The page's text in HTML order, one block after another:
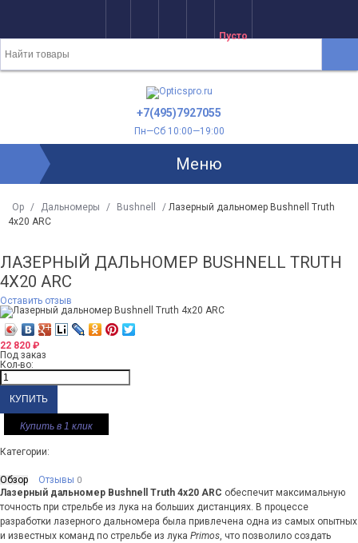
Пусто
+7(495)7927055
Пн—Сб 10:00—19:00
Меню
Op / Дальномеры / Bushnell / Лазерный дальномер Bushnell Truth
4x20 ARC
ЛАЗЕРНЫЙ ДАЛЬНОМЕР BUSHNELL TRUTH
4X20 ARC
Оставить отзыв
22 820 ₽
Под заказ
Кол-во:
Купить в 1 клик
Категории:
Обзор Отзывы 0
Лазерный дальномер Bushnell Truth 4x20 ARC обеспечит максимальную
точность при стрельбе из лука на больших дистанциях. В процессе
разработки лазерного дальномера была привлечена одна из самых опытных
и известных команд по стрельбе из лука Primos, что позволило создать